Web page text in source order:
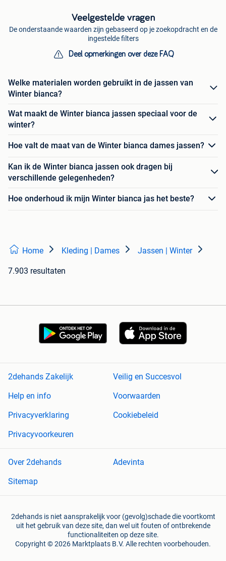
Veelgestelde vragen
De onderstaande waarden zijn gebaseerd op je zoekopdracht en de
ingestelde filters
Deel opmerkingen over deze FAQ
Welke materialen worden gebruikt in de jassen van
Winter bianca?
Wat maakt de Winter bianca jassen speciaal voor de
winter?
Hoe valt de maat van de Winter bianca dames jassen?
Kan ik de Winter bianca jassen ook dragen bij
verschillende gelegenheden?
Hoe onderhoud ik mijn Winter bianca jas het beste?
Home Kleding | Dames Jassen | Winter
7.903 resultaten
2dehands Zakelijk
Veilig en Succesvol
Help en info
Voorwaarden
Privacyverklaring
Cookiebeleid
Privacyvoorkeuren
Over 2dehands
Adevinta
Sitemap
2dehands is niet aansprakelijk voor (gevolg)schade die voortkomt
uit het gebruik van deze site, dan wel uit fouten of ontbrekende
functionaliteiten op deze site.
Copyright © 2026 Marktplaats B.V. Alle rechten voorbehouden.